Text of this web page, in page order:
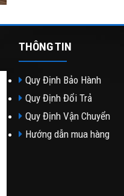
THÔNG TIN
Quy Định Bảo Hành
Quy Định Đổi Trả
Quy Định Vận Chuyển
Hướng dẫn mua hàng